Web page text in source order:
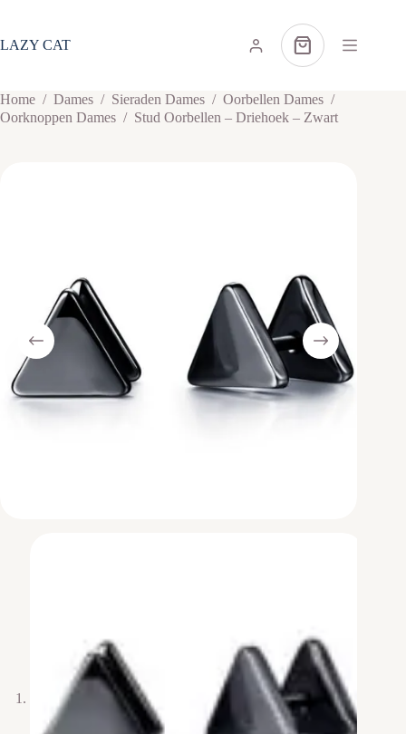
de
LAZY CAT Winkelwagen
Home / Dames / Sieraden Dames / Oorbellen Dames /
Oorknoppen Dames / Stud Oorbellen – Driehoek – Zwart